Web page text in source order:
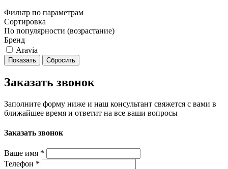
Фильтр по параметрам
Сортировка
По популярности (возрастание)
Бренд
Aravia
Сбросить
Заказать звонок
Заполните форму ниже и наш консультант свяжется с вами в
ближайшее время и ответит на все ваши вопросы
Заказать звонок
Ваше имя *
Телефон *